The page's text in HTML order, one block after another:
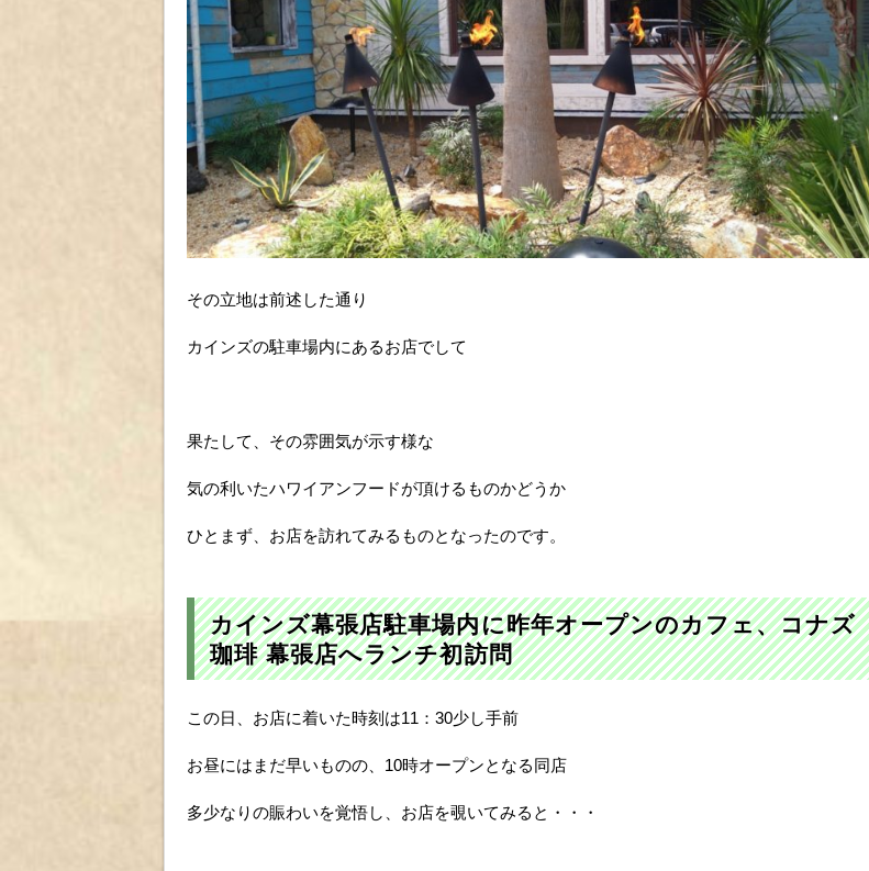
その立地は前述した通り
カインズの駐車場内にあるお店でして
果たして、その雰囲気が示す様な
気の利いたハワイアンフードが頂けるものかどうか
ひとまず、お店を訪れてみるものとなったのです。
カインズ幕張店駐車場内に昨年オープンのカフェ、コナズ
珈琲 幕張店へランチ初訪問
この日、お店に着いた時刻は11：30少し手前
お昼にはまだ早いものの、10時オープンとなる同店
多少なりの賑わいを覚悟し、お店を覗いてみると・・・